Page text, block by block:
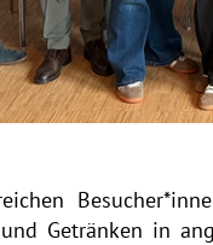
Getränken in